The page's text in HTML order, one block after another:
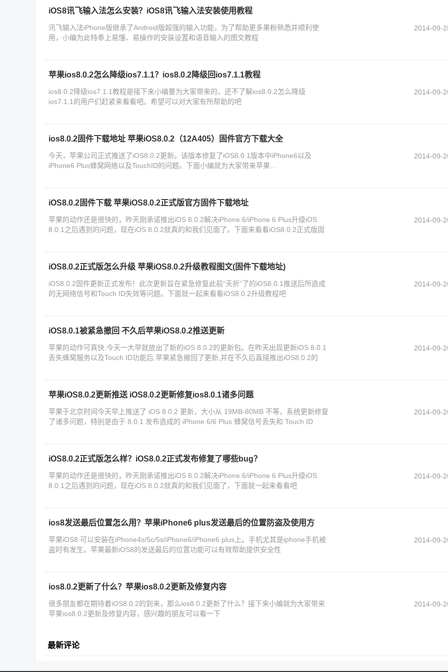
iOS8讯飞输入法怎么安装？iOS8讯飞输入法安装使用教程
讯飞输入法iPhone版继承了Android版超强的输入功能，为了帮助更多果粉熟悉并顺利使
用，小编为此特奉上易懂、易操作的安装设置和语音输入的图文教程
2014-09-
苹果ios8.0.2怎么降级ios7.1.1？ios8.0.2降级回ios7.1.1教程
ios8.0.2降级ios7.1.1教程是接下来小编要为大家带来的，还不了解ios8.0.2怎么降级
ios7.1.1的用户们赶紧来看看吧。希望可以对大家有所帮助的吧
2014-09-
ios8.0.2固件下载地址 苹果iOS8.0.2（12A405）固件官方下载大全
今天，苹果公司正式推送了iOS8.0.2更新。该版本修复了iOS8.0.1版本中iPhone6以及
iPhone6 Plus蜂窝网络以及TouchID的问题。下面小编就为大家带来苹果
2014-09-
iOS8.0.2固件下载 苹果iOS8.0.2正式版官方固件下载地址
苹果的动作还是很快的，昨天刚承诺推出iOS 8.0.2解决iPhone 6/iPhone 6 Plus升级iOS
8.0.1之后遇到的问题，现在iOS 8.0.2就真的和我们见面了。下面来看看iOS8.0.2正式版固
2014-09-
iOS8.0.2正式版怎么升级 苹果iOS8.0.2升级教程图文(固件下载地址)
iOS8.0.2固件更新正式发布！此次更新旨在紧急修复此前“夭折”了的iOS8.0.1推送后所造成
的无网络信号和Touch ID失效等问题。下面就一起来看看iOS8.0.2升级教程吧
2014-09-
iOS8.0.1被紧急撤回 不久后苹果iOS8.0.2推送更新
苹果的动作可真快,今天一大早就放出了新的iOS 8.0.2的更新包。在昨天出现更新iOS 8.0.1
丢失蜂窝服务以及Touch ID功能后,苹果紧急撤回了更新,并在不久后直接推出iOS8.0.2的
2014-09-
苹果iOS8.0.2更新推送 iOS8.0.2更新修复ios8.0.1诸多问题
苹果于北京时间今天早上推送了 iOS 8.0.2 更新，大小从 19MB-80MB 不等，系统更新修复
了诸多问题，特别是由于 8.0.1 发布造成的 iPhone 6/6 Plus 蜂窝信号丢失和 Touch ID
2014-09-
iOS8.0.2正式版怎么样？iOS8.0.2正式发布修复了哪些bug？
苹果的动作还是很快的，昨天刚承诺推出iOS 8.0.2解决iPhone 6/iPhone 6 Plus升级iOS
8.0.1之后遇到的问题，现在iOS 8.0.2就真的和我们见面了，下面就一起来看看吧
2014-09-
ios8发送最后位置怎么用？苹果iPhone6 plus发送最后的位置防盗及使用方
苹果iOS8 可以安装在iPhone4s/5c/5s/iPhone6/iPhone6 plus上。手机尤其是iphone手机被
盗时有发生。苹果最新iOS8的发送最后的位置功能可以有效帮助提供安全性
2014-09-
ios8.0.2更新了什么？苹果ios8.0.2更新及修复内容
很多朋友都在期待着iOS8.0.2的到来，那么ios8.0.2更新了什么？接下来小编就为大家带来
苹果ios8.0.2更新及修复内容，感兴趣的朋友可以看一下
2014-09-
最新评论